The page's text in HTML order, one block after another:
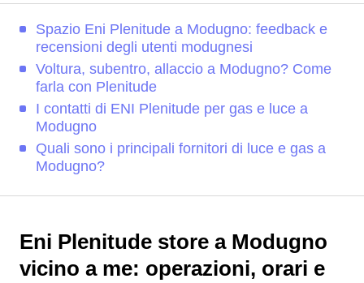
Spazio Eni Plenitude a Modugno: feedback e
recensioni degli utenti modugnesi
Voltura, subentro, allaccio a Modugno? Come
farla con Plenitude
I contatti di ENI Plenitude per gas e luce a
Modugno
Quali sono i principali fornitori di luce e gas a
Modugno?
Eni Plenitude store a Modugno
vicino a me: operazioni, orari e